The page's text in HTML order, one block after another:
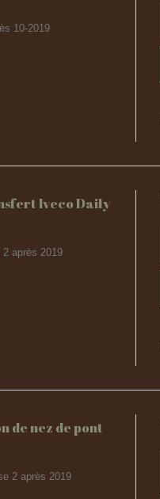
10-2019
Iveco Daily
2 après 2019
de nez de pont
2 après 2019